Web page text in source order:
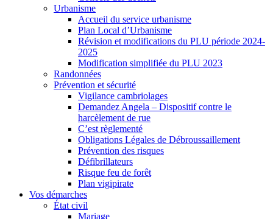
Urbanisme
Accueil du service urbanisme
Plan Local d’Urbanisme
Révision et modifications du PLU période 2024-
2025
Modification simplifiée du PLU 2023
Randonnées
Prévention et sécurité
Vigilance cambriolages
Demandez Angela – Dispositif contre le
harcèlement de rue
C’est règlementé
Obligations Légales de Débroussaillement
Prévention des risques
Défibrillateurs
Risque feu de forêt
Plan vigipirate
Vos démarches
État civil
Mariage